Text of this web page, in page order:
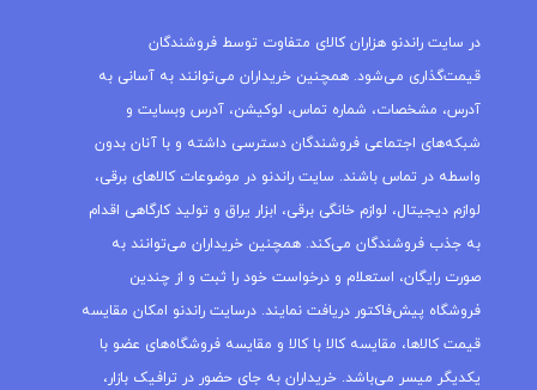
در سایت راندنو هزاران کالای متفاوت توسط فروشندگان
قیمت‌گذاری می‌شود. همچنین خریداران می‌توانند به آسانی به
آدرس، مشخصات، شماره تماس، لوکیشن، آدرس وبسایت و
شبکه‌های اجتماعی فروشندگان دسترسی داشته و با آنان بدون
واسطه در تماس باشند. سایت راندنو در موضوعات کالاهای برقی،
لوازم دیجیتال، لوازم خانگی برقی، ابزار یراق و تولید کارگاهی اقدام
به جذب فروشندگان می‌کند. همچنین خریداران می‌توانند به
صورت رایگان، استعلام و درخواست خود را ثبت و از چندین
فروشگاه پیش‌فاکتور دریافت نمایند. درسایت راندنو امکان مقایسه
قیمت کالاها، مقایسه کالا با کالا و مقایسه فروشگاه‌های عضو با
یکدیگر میسر می‌باشد. خریداران به جای حضور در ترافیک بازار،